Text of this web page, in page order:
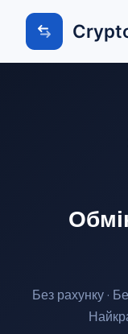
Без рахунку ·